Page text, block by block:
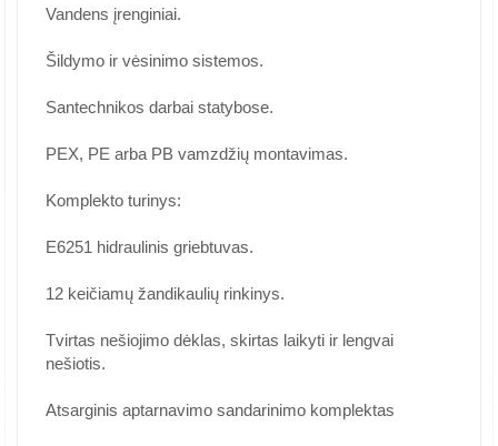
Vandens įrenginiai.
Šildymo ir vėsinimo sistemos.
Santechnikos darbai statybose.
PEX, PE arba PB vamzdžių montavimas.
Komplekto turinys:
E6251 hidraulinis griebtuvas.
12 keičiamų žandikaulių rinkinys.
Tvirtas nešiojimo dėklas, skirtas laikyti ir lengvai
nešiotis.
Atsarginis aptarnavimo sandarinimo komplektas